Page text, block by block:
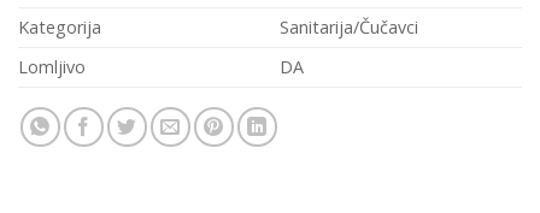
Kategorija
Sanitarija/Čučavci
Lomljivo
DA